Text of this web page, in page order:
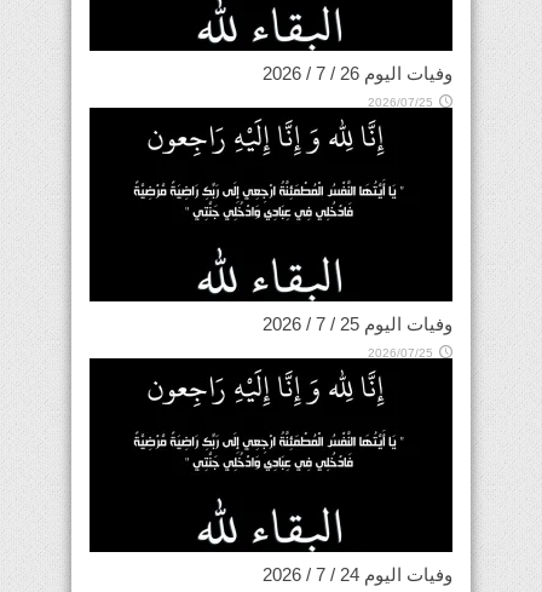
وفيات اليوم 26 / 7 / 2026
2026/07/25
وفيات اليوم 25 / 7 / 2026
2026/07/25
وفيات اليوم 24 / 7 / 2026